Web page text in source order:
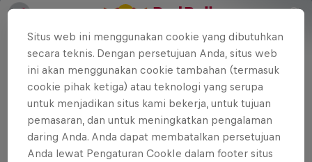
Local and international riders compete
for best line, best trick and best rider at
Gorge Road Jump Park which was hand
built by local riders.
Situs web ini menggunakan cookie yang dibutuhkan
secara teknis. Dengan persetujuan Anda, situs web
ini akan menggunakan cookie tambahan (termasuk
cookie pihak ketiga) atau teknologi yang serupa
untuk menjadikan situs kami bekerja, untuk tujuan
pemasaran, dan untuk meningkatkan pengalaman
daring Anda. Anda dapat membatalkan persetujuan
Anda lewat Pengaturan CookIe dalam footer situs